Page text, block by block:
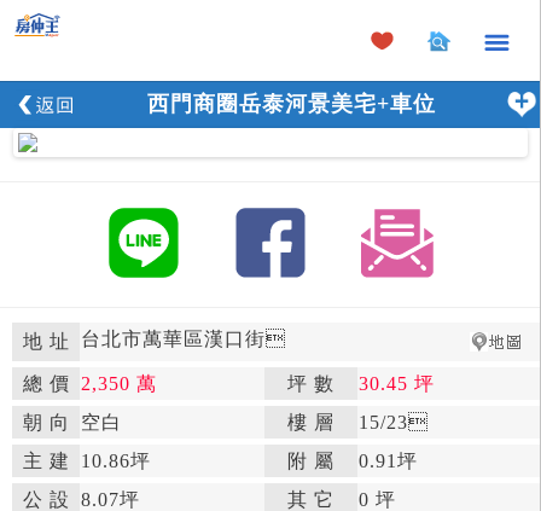
×
西門商圈岳泰河景美宅+車位
地 址 台北市萬華區漢口街
總 價 2,350 萬 坪 數 30.45 坪
朝 向
空白 樓 層 15/23
主 建
10.86坪 附 屬 0.91坪
公 設
8.07坪 其 它
0 坪